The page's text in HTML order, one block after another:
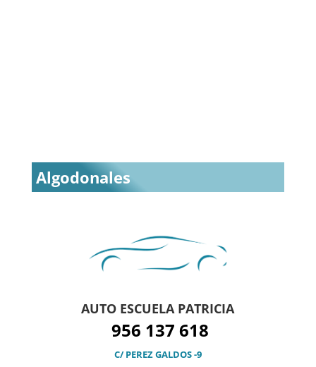
Algodonales
AUTO ESCUELA PATRICIA
956 137 618
C/ PEREZ GALDOS -9